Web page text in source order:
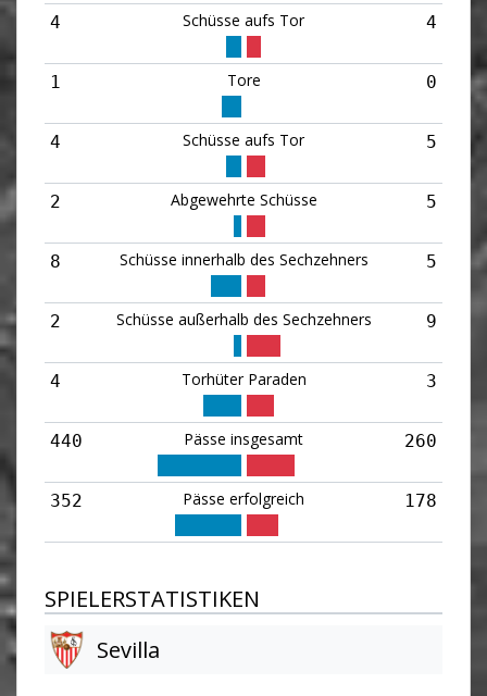
4 Schüsse aufs Tor 4
1 Tore 0
4 Schüsse aufs Tor 5
2 Abgewehrte Schüsse 5
8 Schüsse innerhalb des Sechzehners 5
2 Schüsse außerhalb des Sechzehners 9
4 Torhüter Paraden 3
440 Pässe insgesamt 260
352 Pässe erfolgreich 178
SPIELERSTATISTIKEN
Sevilla